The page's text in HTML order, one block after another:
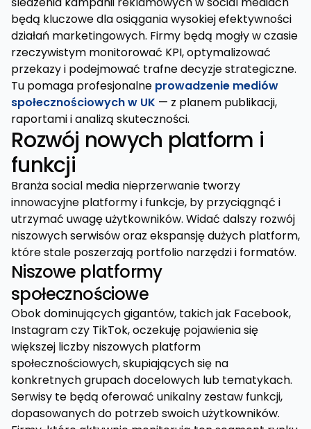
będą kluczowe dla osiągania wysokiej efektywności
działań marketingowych. Firmy będą mogły w czasie
rzeczywistym monitorować KPI, optymalizować
przekazy i podejmować trafne decyzje strategiczne.
Tu pomaga profesjonalne prowadzenie mediów
społecznościowych w UK — z planem publikacji,
raportami i analizą skuteczności.
Rozwój nowych platform i
funkcji
Branża social media nieprzerwanie tworzy
innowacyjne platformy i funkcje, by przyciągnąć i
utrzymać uwagę użytkowników. Widać dalszy rozwój
niszowych serwisów oraz ekspansję dużych platform,
które stale poszerzają portfolio narzędzi i formatów.
Niszowe platformy
społecznościowe
Obok dominujących gigantów, takich jak Facebook,
Instagram czy TikTok, oczekuję pojawienia się
większej liczby niszowych platform
społecznościowych, skupiających się na
konkretnych grupach docelowych lub tematykach.
Serwisy te będą oferować unikalny zestaw funkcji,
dopasowanych do potrzeb swoich użytkowników.